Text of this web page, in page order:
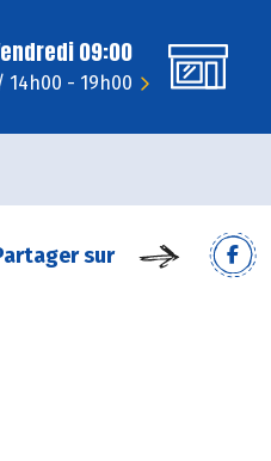
09:00
14h00 - 19h00
sur